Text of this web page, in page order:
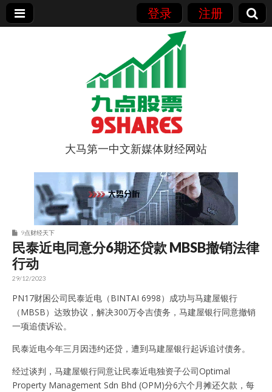
登录 注册
9点股票
大马第一中文新媒体财经网站
9点财经天下
民泰近电同意分6期还贷款 MBSB撤销法律
行动
29/12/2023
PN17财困公司民泰近电（BINTAI 6998）成功与马建屋银行
（MBSB）达致协议，解决300万令吉债务，马建屋银行同意撤销
一项追债诉讼。
民泰近电今年三月因违约还贷，遭到马建屋银行起诉追讨债务。
经过谈判，马建屋银行同意让民泰近电独资子公司Optimal
Property Management Sdn Bhd (OPM)分6六个月摊还欠款，每